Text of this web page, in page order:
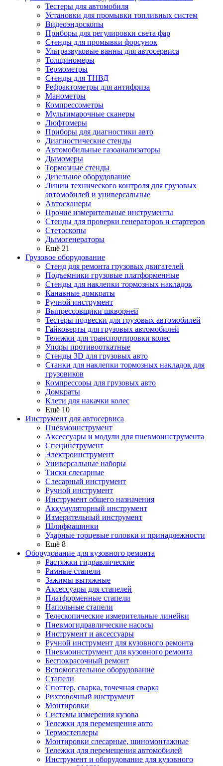
Тестеры для автомобиля
Установки для промывки топливных систем
Видеоэндоскопы
Приборы для регулировки света фар
Стенды для промывки форсунок
Ультразвуковые ванны для автосервиса
Толщиномеры
Термометры
Стенды для ТНВД
Рефрактометры для антифриза
Манометры
Компрессометры
Мультимарочные сканеры
Люфтомеры
Приборы для диагностики авто
Диагностические стенды
Автомобильные газоанализаторы
Дымомеры
Тормозные стенды
Дизельное оборудование
Линии технического контроля для грузовых
автомобилей и универсальные
Автосканеры
Прочие измерительные инструменты
Стенды для проверки генераторов и стартеров
Стетоскопы
Дымогенераторы
Ещё 21
Грузовое оборудование
Стенд для ремонта грузовых двигателей
Подъемники грузовые платформенные
Стенды для наклепки тормозных накладок
Канавные домкраты
Ручной инструмент
Выпрессовщики шкворней
Тестеры подвески для грузовых автомобилей
Гайковерты для грузовых автомобилей
Тележки для транспортировки колес
Упоры противооткатные
Стенды 3D для грузовых авто
Станки для наклепки тормозных накладок для
грузовиков
Компрессоры для грузовых авто
Домкраты
Клети для накачки колес
Ещё 10
Инструмент для автосервиса
Пневмоинструмент
Аксессуары и модули для пневмоинструмента
Специнструмент
Электроинструмент
Универсальные наборы
Тиски слесарные
Слесарный инструмент
Ручной инструмент
Инструмент общего назначения
Аккумуляторный инструмент
Измерительный инструмент
Шлифмашинки
Ударные торцевые головки и принадлежности
Ещё 8
Оборудование для кузовного ремонта
Растяжки гидравлические
Рамные стапели
Зажимы вытяжные
Аксессуары для стапелей
Платформенные стапели
Напольные стапели
Телескопические измерительные линейки
Пневмогидравлические насосы
Инструмент и аксессуары
Ручной инструмент для кузовного ремонта
Пневмоинструмент для кузовного ремонта
Беспокрасочный ремонт
Вспомогательное оборудование
Стапели
Споттер, сварка, точечная сварка
Рихтовочный инструмент
Монтировки
Системы измерения кузова
Тележки для перемещения авто
Термостеплеры
Монтировки слесарные, шиномонтажные
Тележки для перемещения автомобилей
Инструмент и оборудование для кузовного